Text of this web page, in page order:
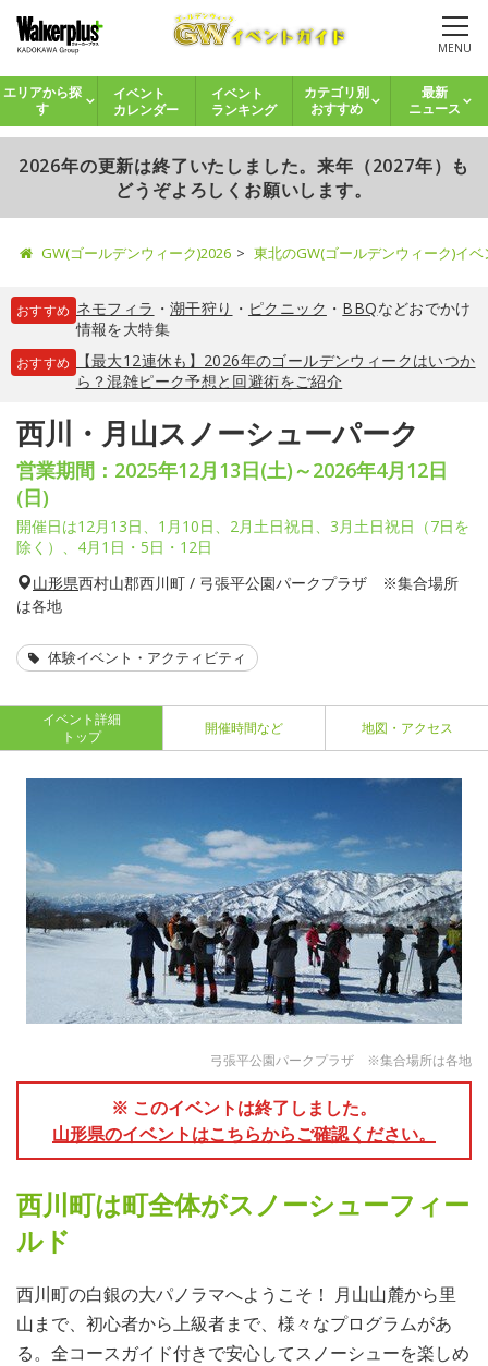
MENU
エリアから探
す
イベント
カレンダー
イベント
ランキング
カテゴリ別
おすすめ
最新
ニュース
2026年の更新は終了いたしました。来年（2027年）も
どうぞよろしくお願いします。
GW(ゴールデンウィーク)2026 東北のGW(ゴールデンウィーク)イ
おすすめ ネモフィラ ・ 潮干狩り ・ ピクニック ・ BBQなどおでかけ
情報を大特集
おすすめ
【最大12連休も】2026年のゴールデンウィークはいつか
ら？混雑ピーク予想と回避術をご紹介
西川・月山スノーシューパーク
営業期間：2025年12月13日(土)～2026年4月12日
(日)
開催日は12月13日、1月10日、2月土日祝日、3月土日祝日（7日を
除く）、4月1日・5日・12日
山形県西村山郡西川町 / 弓張平公園パークプラザ ※集合場所
は各地
体験イベント・アクティビティ
イベント詳細
トップ
開催時間など 地図・アクセス
弓張平公園パークプラザ ※集合場所は各地
※ このイベントは終了しました。
山形県のイベントはこちらからご確認ください。
西川町は町全体がスノーシューフィー
ルド
西川町の白銀の大パノラマへようこそ！ 月山山麓から里
山まで、初心者から上級者まで、様々なプログラムがあ
る。全コースガイド付きで安心してスノーシューを楽しめ